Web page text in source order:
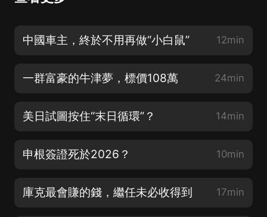
中國車主，終於不用再做“小白鼠” 12min
一群富豪的牛津夢，標價108萬 24min
美日試圖按住“末日循環”？ 14min
申根簽證死於2026？ 10min
庫克最會賺的錢，繼任未必收得到 17min